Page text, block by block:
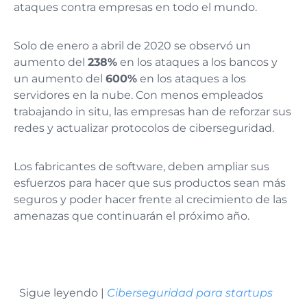
ataques contra empresas en todo el mundo.
Solo de enero a abril de 2020 se observó un
aumento del 238% en los ataques a los bancos y
un aumento del 600% en los ataques a los
servidores en la nube. Con menos empleados
trabajando in situ, las empresas han de reforzar sus
redes y actualizar protocolos de ciberseguridad.
Los fabricantes de software, deben ampliar sus
esfuerzos para hacer que sus productos sean más
seguros y poder hacer frente al crecimiento de las
amenazas que continuarán el próximo año.
Sigue leyendo | Ciberseguridad para startups